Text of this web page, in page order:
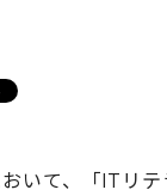
いて、「ITリ